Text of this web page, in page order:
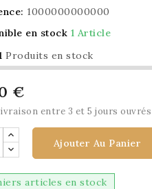
1000000000000
en stock 1 Article
Produits en stock
€
entre 3 et 5 jours
Ajouter Au Panier
articles en stock